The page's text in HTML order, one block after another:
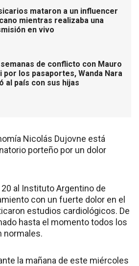
mataron a un influencer
mientras realizaba una
en vivo
de conflicto con Mauro
por los pasaportes, Wanda Nara
al país con sus hijas
Nicolás Dujovne está
porteño por un dolor
al Instituto Argentino de
con un fuerte dolor en el
estudios cardiológicos. De
hasta el momento todos los
normales.
la mañana de este miércoles